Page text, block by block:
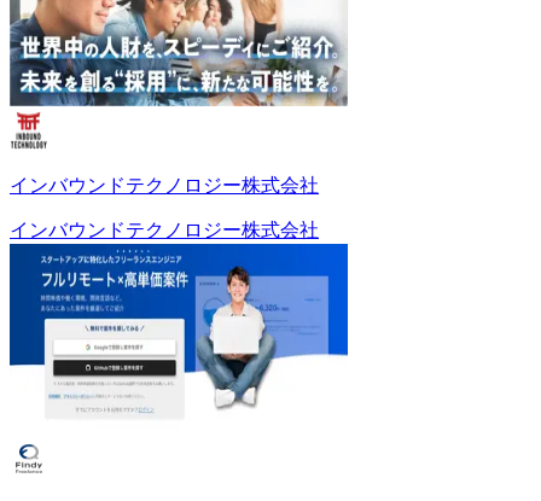
インバウンドテクノロジー株式会社
インバウンドテクノロジー株式会社